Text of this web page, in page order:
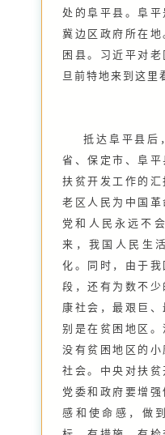
处的阜平县。阜
冀边区政府所在
困县。习近平对
旦前特地来到这里
抵达阜平县后
省、保定市、阜
扶贫开发工作的
老区人民为中国革
党和人民永远不
来，我国人民生
化。同时，由于
段，还有为数不
康社会，最艰巨
别是在贫困地区
没有贫困地区的
社会。中央对扶
党委和政府要增
感和使命感，做